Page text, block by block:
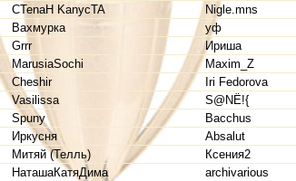
CTenaH KanycTA
Nigle.mns
Вахмурка
уф
Grrr
Ириша
MarusiaSochi
Maxim_Z
Cheshir
Iri Fedorova
Vasilissa
S@NЁ!{
Spuny
Bacchus
Иркусня
Absalut
Митяй (Телль)
Ксения2
НаташаКатяДима
archivarious